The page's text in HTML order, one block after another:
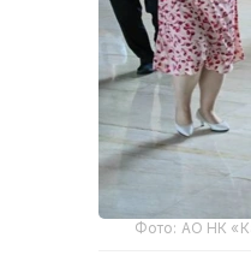
Фото: АО НК